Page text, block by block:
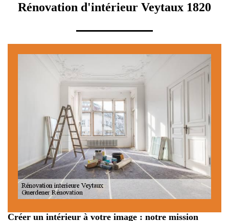
Rénovation d'intérieur Veytaux 1820
Créer un intérieur à votre image : notre mission